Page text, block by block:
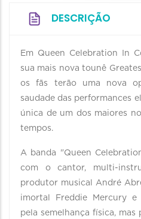
DESCRIÇÃO
Em Queen Celebration In
sua mais nova tounê
os fãs terão uma nova
saudade das performances
única de um dos maiores
tempos.
A banda "Queen
com o cantor, multi-
produtor musical André
imortal Freddie Mercury e
pela semelhança física, mas